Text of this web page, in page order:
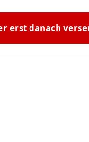
erst danach